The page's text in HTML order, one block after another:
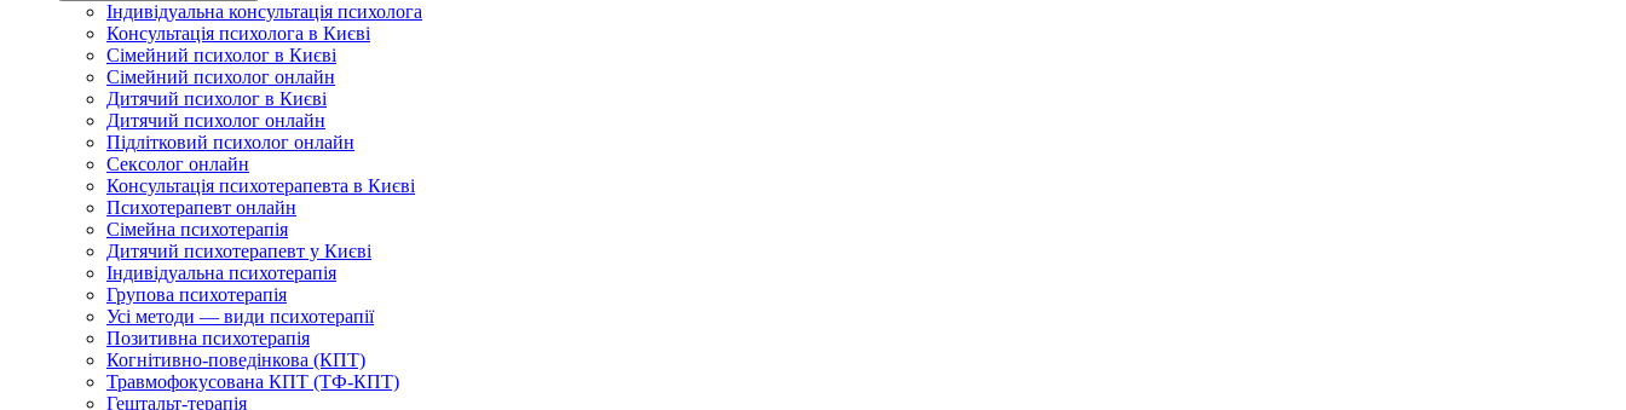
Індивідуальна консультація психолога
Консультація психолога в Києві
Сімейний психолог в Києві
Сімейний психолог онлайн
Дитячий психолог в Києві
Дитячий психолог онлайн
Підлітковий психолог онлайн
Сексолог онлайн
Консультація психотерапевта в Києві
Психотерапевт онлайн
Сімейна психотерапія
Дитячий психотерапевт у Києві
Індивідуальна психотерапія
Групова психотерапія
Усі методи — види психотерапії
Позитивна психотерапія
Когнітивно-поведінкова (КПТ)
Травмофокусована КПТ (ТФ-КПТ)
Гештальт-терапія